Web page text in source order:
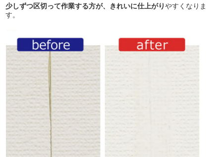
少しずつ区切って作業する方が、きれいに仕上がりやすくなりま
す。